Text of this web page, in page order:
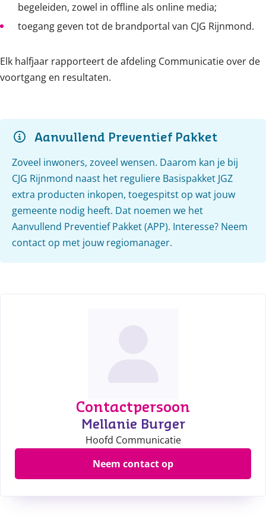
begeleiden, zowel in offline als online media;
toegang geven tot de brandportal van CJG Rijnmond.
Elk halfjaar rapporteert de afdeling Communicatie over de
voortgang en resultaten.
Aanvullend Preventief Pakket
Zoveel inwoners, zoveel wensen. Daarom kan je bij
CJG Rijnmond naast het reguliere Basispakket JGZ
extra producten inkopen, toegespitst op wat jouw
gemeente nodig heeft. Dat noemen we het
Aanvullend Preventief Pakket (APP). Interesse? Neem
contact op met jouw regiomanager.
Contactpersoon
Mellanie Burger
Hoofd Communicatie
Neem contact op